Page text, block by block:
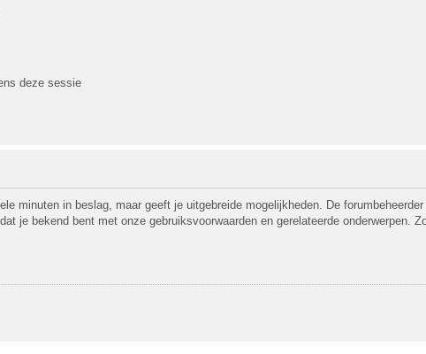
deze sessie
minuten in beslag, maar geeft je uitgebreide mogelijkheden. De
je bekend bent met onze gebruiksvoorwaarden en gerelateerde onderwerpen.